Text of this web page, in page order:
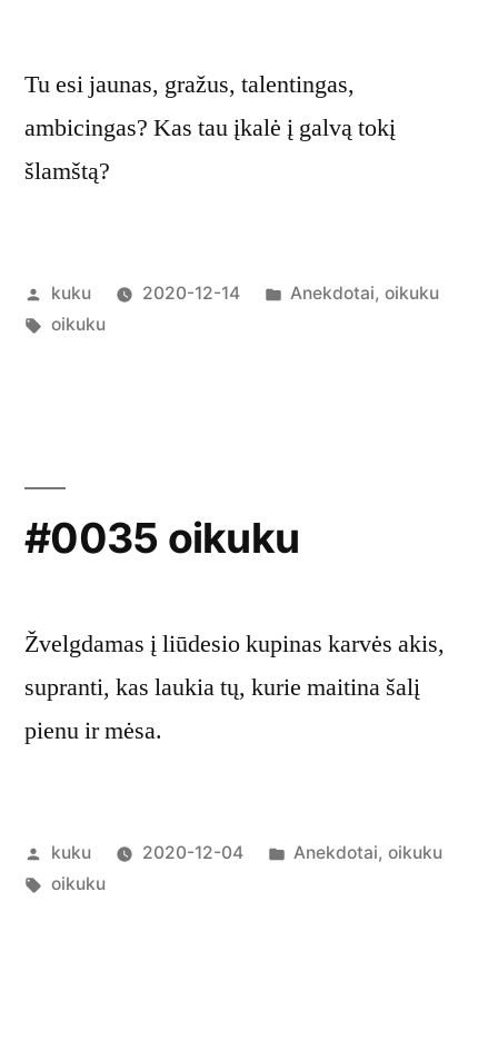
Tu esi jaunas, gražus, talentingas,
ambicingas? Kas tau įkalė į galvą tokį
šlamštą?
Posted
by
kuku 2020-12-14
Posted
Anekdotai,oikuku
Tags:
oikuku
#0035 oikuku
Žvelgdamas į liūdesio kupinas karvės akis,
supranti, kas laukia tų, kurie maitina šalį
pienu ir mėsa.
Posted
by
kuku 2020-12-04
Posted
Anekdotai,oikuku
Tags:
oikuku